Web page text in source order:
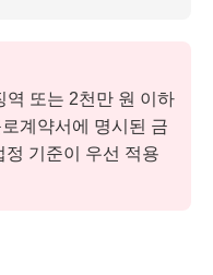
역 또는 2천만 원 이하
계약서에 명시된 금
기준이 우선 적용